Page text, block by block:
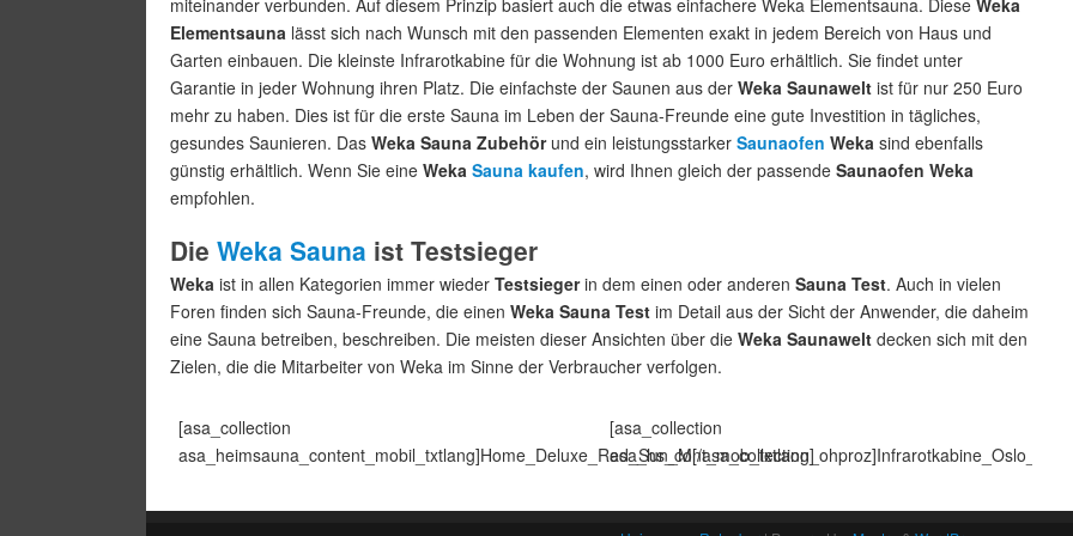
Elementsauna lässt sich nach Wunsch mit den passenden Elementen exakt in jedem Bereich von Haus und
Garten einbauen. Die kleinste Infrarotkabine für die Wohnung ist ab 1000 Euro erhältlich. Sie findet unter
Garantie in jeder Wohnung ihren Platz. Die einfachste der Saunen aus der Weka Saunawelt ist für nur 250 Euro
mehr zu haben. Dies ist für die erste Sauna im Leben der Sauna-Freunde eine gute Investition in tägliches,
gesundes Saunieren. Das Weka Sauna Zubehörund ein leistungsstarker Saunaofen Weka sind ebenfalls
günstig erhältlich. Wenn Sie eine Weka Sauna kaufen, wird Ihnen gleich der passende Saunaofen Weka
empfohlen.
Die Weka Sauna ist Testsieger
Weka ist in allen Kategorien immer wieder Testsiegerin dem einen oder anderen Sauna Test. Auch in vielen
Foren finden sich Sauna-Freunde, die einen Weka Sauna Test im Detail aus der Sicht der Anwender, die daheim
eine Sauna betreiben, beschreiben. Die meisten dieser Ansichten über die Weka Saunawelt decken sich mit den
Zielen, die die Mitarbeiter von Weka im Sinne der Verbraucher verfolgen.
[asa_collection
asa_heimsauna_content_mobil_txtlang]Home_Deluxe_Red_Sun_M[/asa_collection]
[asa_collection